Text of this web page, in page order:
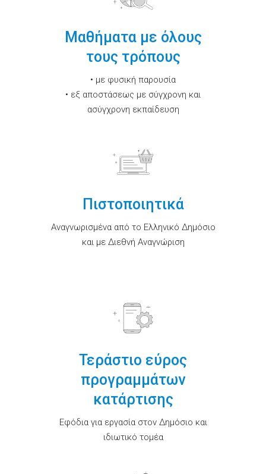
Μαθήματα με όλους
τους τρόπους
• με φυσική παρουσία
• εξ αποστάσεως με σύγχρονη και
ασύγχρονη εκπαίδευση
Πιστοποιητικά
Αναγνωρισμένα από το Ελληνικό Δημόσιο
και με Διεθνή Αναγνώριση
Τεράστιο εύρος
προγραμμάτων
κατάρτισης
Εφόδια για εργασία στον Δημόσιο και
ιδιωτικό τομέα